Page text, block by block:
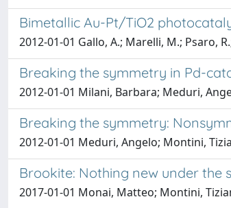
Bimetallic Au-Pt/TiO2
2012-01-01 Gallo, A.; Marelli, M.; Psaro,
Breaking the symmetry in Pd-
2012-01-01 Milani, Barbara; Meduri,
Breaking the symmetry:
2012-01-01 Meduri, Angelo; Montini,
Brookite: Nothing new under the
2017-01-01 Monai, Matteo; Montini,